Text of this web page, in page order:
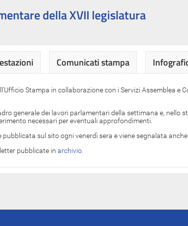
della XVII legislatura
Comunicati stampa
Stampa in collaborazione con i Servizi Assemblea e
generale dei lavori parlamentari della settimana e, nello
necessari per eventuali approfondimenti.
pubblicata sul sito ogni venerdì sera e viene segnalata
pubblicate in archivio